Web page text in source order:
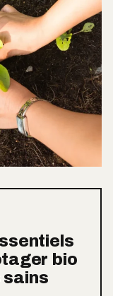
bio
sains